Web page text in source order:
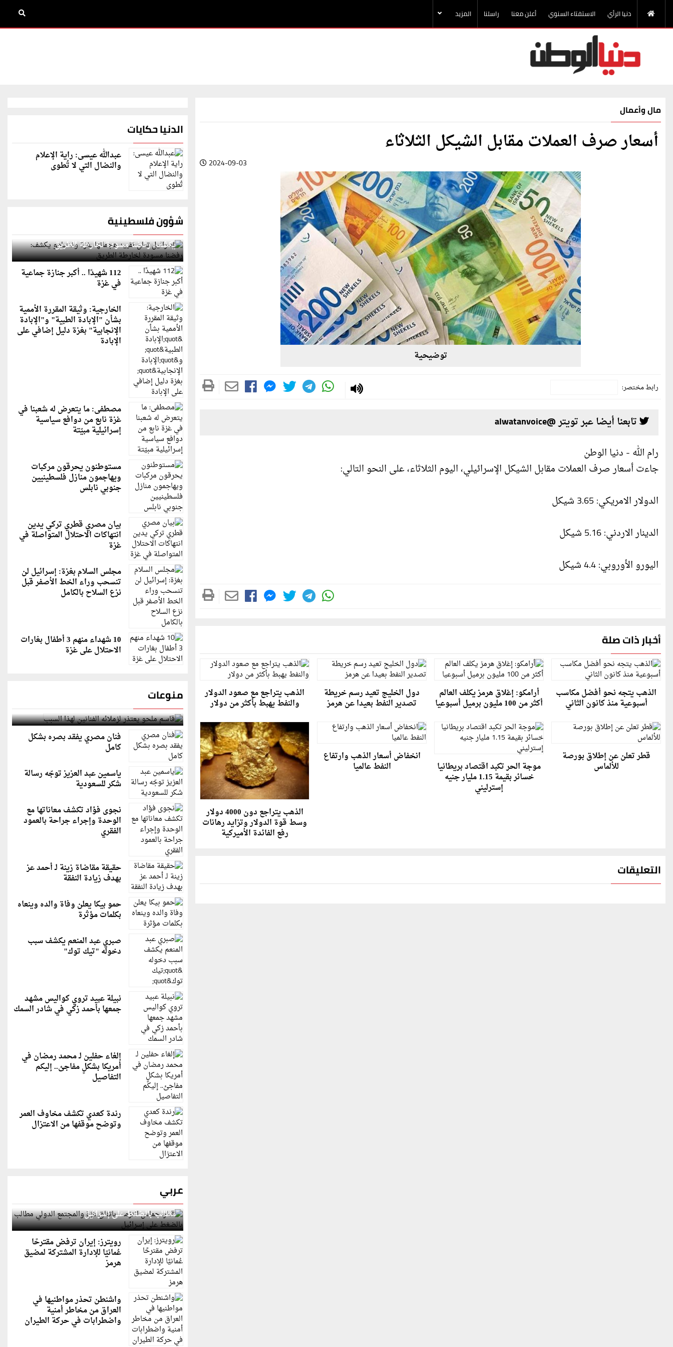
دنيا الرأي الاستفتاء السنوي أعلن معنا راسلنا المزيد
مال وأعمال
أسعار صرف العملات مقابل الشيكل الثلاثاء
2024-09-03
توضيحية
رابط مختصر:
تابعنا أيضا عبر تويتر @alwatanvoice
رام الله - دنيا الوطن
جاءت أسعار صرف العملات مقابل الشيكل الإسرائيلي، اليوم الثلاثاء، على النحو التالي:
الدولار الامريكي: 3.65 شيكل
الدينار الاردني: 5.16 شيكل
اليورو الأوروبي: 4.4 شيكل
أخبار ذات صلة
الذهب يتجه نحو أفضل مكاسب
أسبوعية منذ كانون الثاني
أرامكو: إغلاق هرمز يكلف العالم
أكثر من 100 مليون برميل أسبوعيا
دول الخليج تعيد رسم خريطة
تصدير النفط بعيدا عن هرمز
الذهب يتراجع مع صعود الدولار
والنفط يهبط بأكثر من دولار
قطر تعلن عن إطلاق بورصة
للألماس موجة الحر تكبد اقتصاد بريطانيا
خسائر بقيمة 1.15 مليار جنيه
إسترليني
انخفاض أسعار الذهب وارتفاع
النفط عالميا
الذهب يتراجع دون 4000 دولار
وسط قوة الدولار وتزايد رهانات
رفع الفائدة الأميركية
التعليقات
الدنيا حكايات
عبدالله عيسى: راية الإعلام
والنضال التي لا تُطوى
شؤون فلسطينية
إسرائيل تعلن تقييد هجماتها بغزة ونتنياهو
يكشف: رفضنا مسودة لخارطة الطريق
112 شهيدًا .. أكبر جنازة جماعية
في غزة
الخارجية: وثيقة المقررة الأممية
بشأن "الإبادة الطبية" و"الإبادة
الإنجابية" بغزة دليل إضافي على
الإبادة
مصطفى: ما يتعرض له شعبنا في
غزة نابع من دوافع سياسية
إسرائيلية مبيّتة
مستوطنون يحرقون مركبات
ويهاجمون منازل فلسطينيين
جنوبي نابلس
بيان مصري قطري تركي يدين
انتهاكات الاحتلال المتواصلة في
غزة
مجلس السلام بغزة: إسرائيل لن
تنسحب وراء الخط الأصفر قبل
نزع السلاح بالكامل
10 شهداء منهم 3 أطفال بغارات
الاحتلال على غزة
منوعات
قاسم ملحو يعتذر لزملائه الفنانين لهذا السبب
فنان مصري يفقد بصره بشكل
كامل
ياسمين عبد العزيز توجّه رسالة
شكر للسعودية
نجوى فؤاد تكشف معاناتها مع
الوحدة وإجراء جراحة بالعمود
الفقري
حقيقة مقاضاة زينة لـ أحمد عز
بهدف زيادة النفقة
حمو بيكا يعلن وفاة والده وينعاه
بكلمات مؤثرة
صبري عبد المنعم يكشف سبب
دخوله "تيك توك"
نبيلة عبيد تروي كواليس مشهد
جمعها بأحمد زكي في شادر السمك
إلغاء حفلين لـ محمد رمضان في
أمريكا بشكلٍ مفاجئ.. إليكم
التفاصيل
رندة كعدي تكشف مخاوف العمر
وتوضح موقفها من الاعتزال
عربي
قطر: حماس التزمت باتفاق غزة والمجتمع الدولي
مطالب بالضغط على إسرائيل
رويترز: إيران ترفض مقترحًا
عُمانيًا للإدارة المشتركة لمضيق
هرمز
واشنطن تحذر مواطنيها في
العراق من مخاطر أمنية
واضطرابات في حركة الطيران